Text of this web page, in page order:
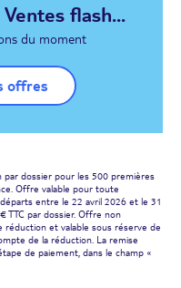
flash...
du moment
offres
dossier pour les 500 premières
Offre valable pour toute
entre le 22 avril 2026 et le 31
TTC par dossier. Offre non
et valable sous réserve de
de la réduction. La remise
de paiement, dans le champ «